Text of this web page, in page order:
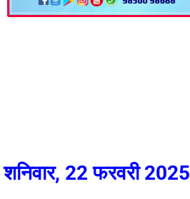
शनिवार, 22 फरवरी 2025